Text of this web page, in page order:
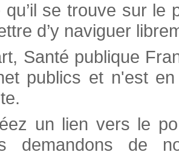
qu’il se trouve sur
d’y naviguer
Santé publique
publics et n'est
un lien vers le
demandons de